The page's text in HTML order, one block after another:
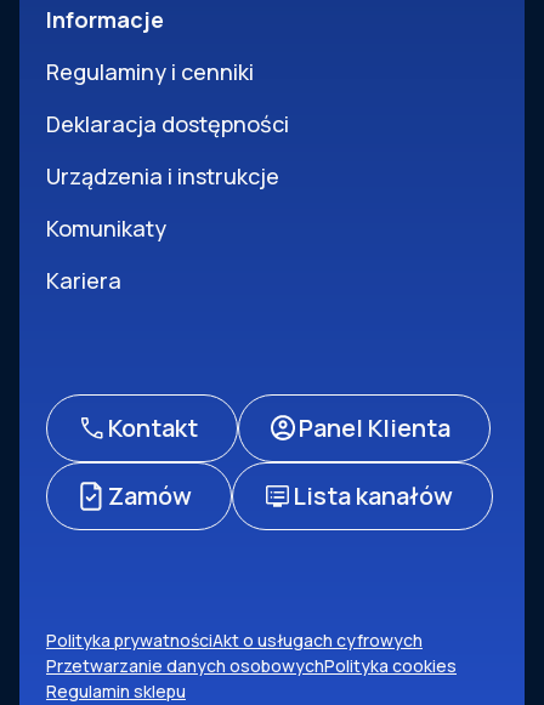
Informacje
Regulaminy i cenniki
Deklaracja dostępności
Urządzenia i instrukcje
Komunikaty
Kariera
Kontakt Panel Klienta
Zamów Lista kanałów
Polityka prywatnościAkt o usługach cyfrowych
Przetwarzanie danych osobowychPolityka cookies
Regulamin sklepu